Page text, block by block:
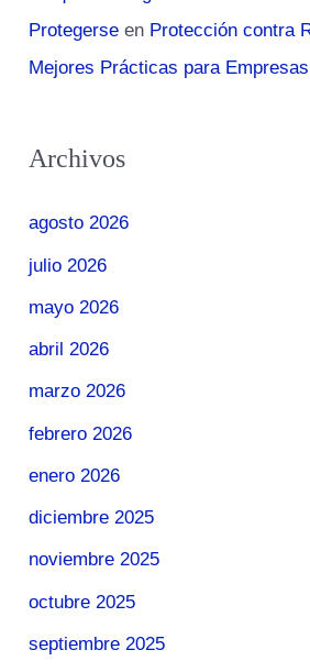
Protegerse en Protección contra
Mejores Prácticas para
Archivos
agosto 2026
julio 2026
mayo 2026
abril 2026
marzo 2026
febrero 2026
enero 2026
diciembre 2025
noviembre 2025
octubre 2025
septiembre 2025